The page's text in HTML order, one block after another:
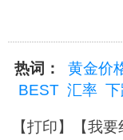
热词： 黄金价
BEST 汇率 下
【打印】【我要